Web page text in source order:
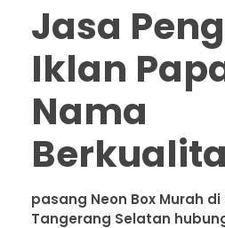
Jasa
Iklan
Nama
pasang Neon Box Murah
Tangerang Selatan